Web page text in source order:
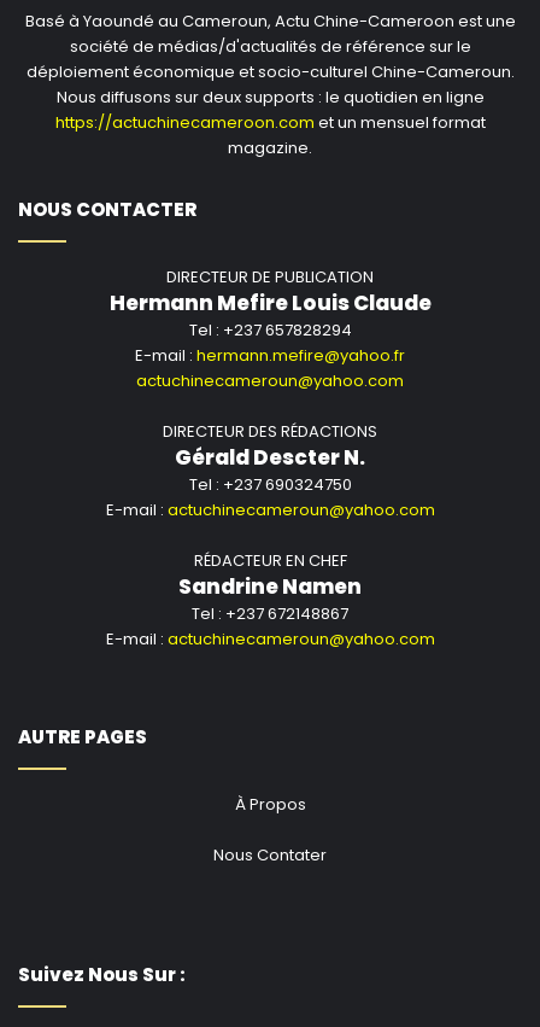
Basé à Yaoundé au Cameroun, Actu Chine-Cameroon est une
société de médias/d'actualités de référence sur le
déploiement économique et socio-culturel Chine-Cameroun.
Nous diffusons sur deux supports : le quotidien en ligne
https://actuchinecameroon.com et un mensuel format
magazine.
NOUS CONTACTER
DIRECTEUR DE PUBLICATION
Hermann Mefire Louis Claude
Tel : +237 657828294
E-mail : hermann.mefire@yahoo.fr
actuchinecameroun@yahoo.com
DIRECTEUR DES RÉDACTIONS
Gérald Descter N.
Tel : +237 690324750
E-mail : actuchinecameroun@yahoo.com
RÉDACTEUR EN CHEF
Sandrine Namen
Tel : +237 672148867
E-mail : actuchinecameroun@yahoo.com
AUTRE PAGES
À Propos
Nous Contater
Suivez Nous Sur :